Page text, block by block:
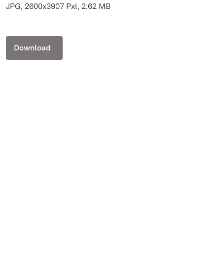
JPG, 2600x3907 Pxl, 2.62 MB
Download